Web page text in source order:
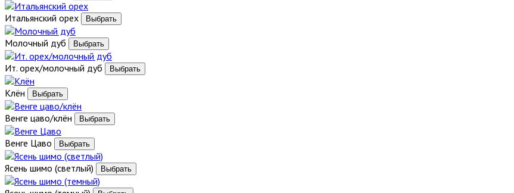
Итальянский орех
Молочный дуб
Ит. орех/молочный дуб
Клён
Венге цаво/клён
Венге Цаво
Ясень шимо (светлый)